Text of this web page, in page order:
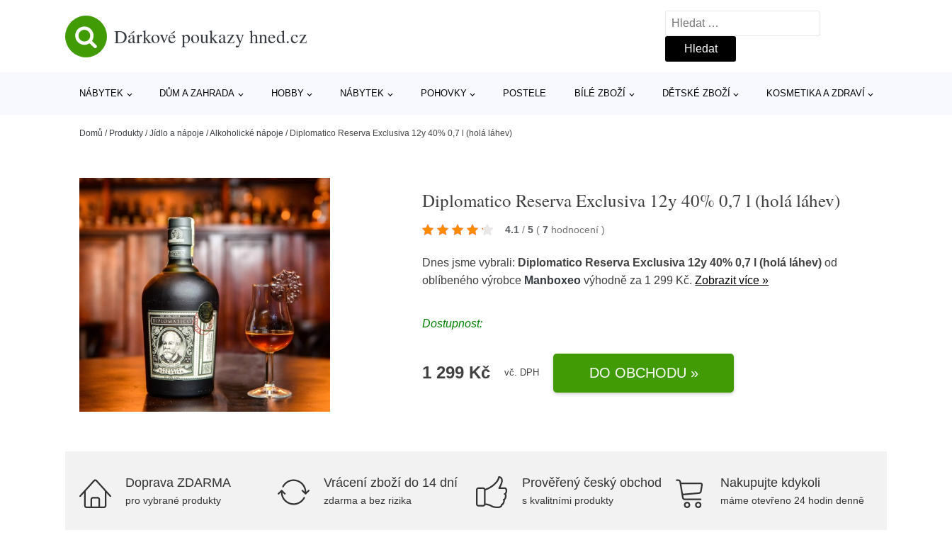
Dárkové poukazy hned.cz
Vyhledávání
NÁBYTEK DŮM A ZAHRADA HOBBY NÁBYTEK POHOVKY POSTELE BÍLÉ ZBOŽÍ DĚTSKÉ ZBOŽÍ KOSMETIKA A ZDRAVÍ
Domů / Produkty /Jídlo a nápoje /Alkoholické nápoje / Diplomatico Reserva Exclusiva 12y 40% 0,7 l (holá láhev)
Diplomatico Reserva Exclusiva 12y 40% 0,7 l (holá láhev)
4.1 / 5 ( 7 hodnocení)
Dnes jsme vybrali: Diplomatico Reserva Exclusiva 12y 40% 0,7 l (holá láhev) od
oblíbeného výrobce Manboxeo výhodně za 1 299 Kč.Zobrazit více »
Dostupnost:
1 299 Kč vč. DPH DO OBCHODU »
Doprava ZDARMA
pro vybrané produkty
Vrácení zboží do 14 dní
zdarma a bez rizika
Prověřený český obchod
s kvalitními produkty
Nakupujte kdykoli
máme otevřeno 24 hodin denně